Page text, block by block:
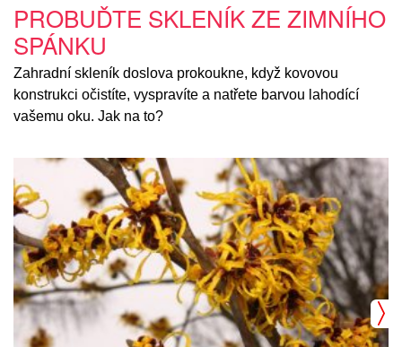
PROBUĎTE SKLENÍK ZE ZIMNÍHO
SPÁNKU
Zahradní skleník doslova prokoukne, když kovovou
konstrukci očistíte, vyspravíte a natřete barvou lahodící
vašemu oku. Jak na to?